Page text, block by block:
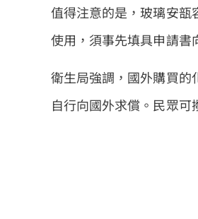
值得注意的是，玻璃安瓿
使用，須事先填具申請書
衛生局強調，國外購買的
自行向國外求償。民眾可